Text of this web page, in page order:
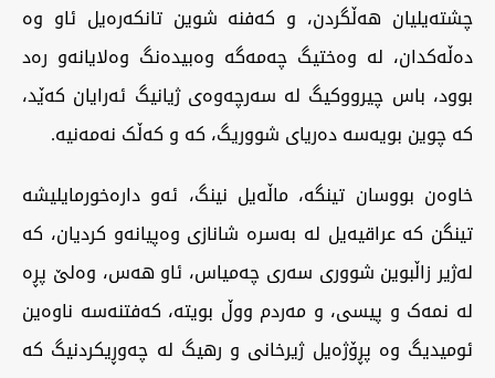
چشتەیلیان هەڵگردن، و کەفنە شوین تانکەرەیل ئاو وە
دەڵەکدان، لە وەختیگ چەمەگە وەبیدەنگ وەلایانەو رەد
بوود، باس چیرووکیگ لە سەرچەوەی ژیانیگ ئەرایان کەێد،
کە چوین بویەسە دەریای شووریگ، کە و کەڵک نەمەنیە.
خاوەن بووسان تینگە، ماڵەیل نینگ، ئەو دارەخورمایلیشە
تینگن کە عراقیەیل لە بەسرە شانازی وەپیانەو کردیان، کە
لەژیر زاڵبوین شووری سەری چەمیاس، ئاو هەس، وەلێ پڕە
لە نمەک و پیسی، و مەردم ووڵ بویتە، کەفتنەسە ناوەین
ئومیدیگ وە پڕۆژەیل ژیرخانی و رهیگ لە چەوڕیکردنیگ کە